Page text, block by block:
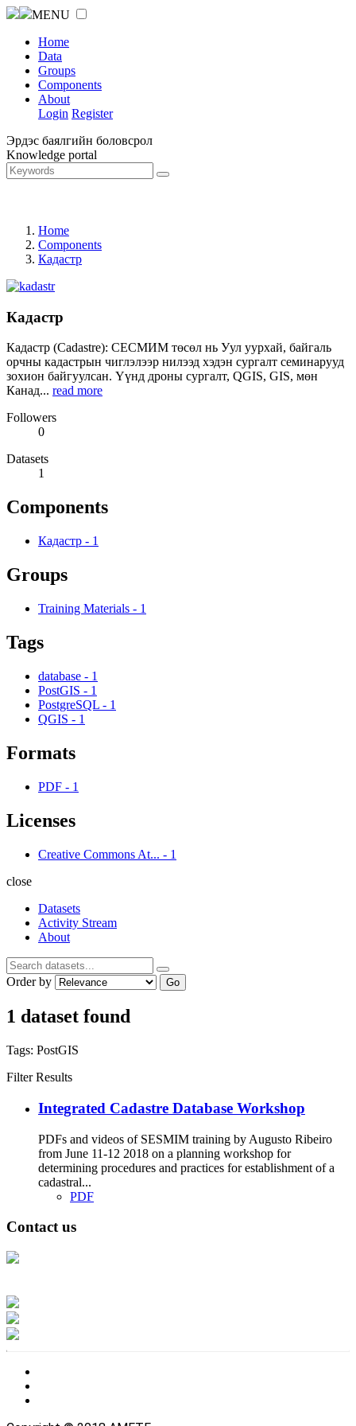
MENU
Home
Data
Groups
Components
About
Login Register
Эрдэс баялгийн боловсрол
Knowledge portal
Home
Components
Кадастр
Кадастр
Кадастр (Cadastre): СЕСМИМ төсөл нь Уул уурхай, байгаль
орчны кадастрын чиглэлээр нилээд хэдэн сургалт семинарууд
зохион байгуулсан. Үүнд дроны сургалт, QGIS, GIS, мөн
Канад... read more
Followers
0
Datasets
1
Components
Кадастр - 1
Groups
Training Materials - 1
Tags
database - 1
PostGIS - 1
PostgreSQL - 1
QGIS - 1
Formats
PDF - 1
Licenses
Creative Commons At... - 1
close
Datasets
Activity Stream
About
Order by Go
1 dataset found
Tags: PostGIS
Filter Results
Integrated Cadastre Database Workshop
PDFs and videos of SESMIM training by Augusto Ribeiro
from June 11-12 2018 on a planning workshop for
determining procedures and practices for establishment of a
cadastral...
PDF
Contact us